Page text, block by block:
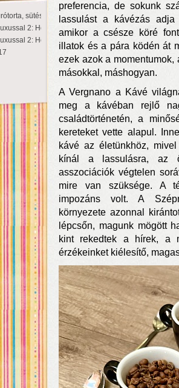
sütés nélkül
2: Hollandia
2: Hollandia
preferencia, de sokunk
lassulást a kávézás
amikor a csésze köré
illatok és a pára ködén át
ezek azok a
másokkal, máshogyan.
A Vergnano a Kávé
meg a kávéban rejlő
családtörténetén, a
kereteket vette alapul.
kávé az életünkhöz,
kínál a lassulásra, az
asszociációk végtelen
mire van szüksége. A
impozáns volt. A
környezete azonnal
lépcsőn, magunk mögött
kint rekedtek a hírek, a
érzékeinket kiélesítő,